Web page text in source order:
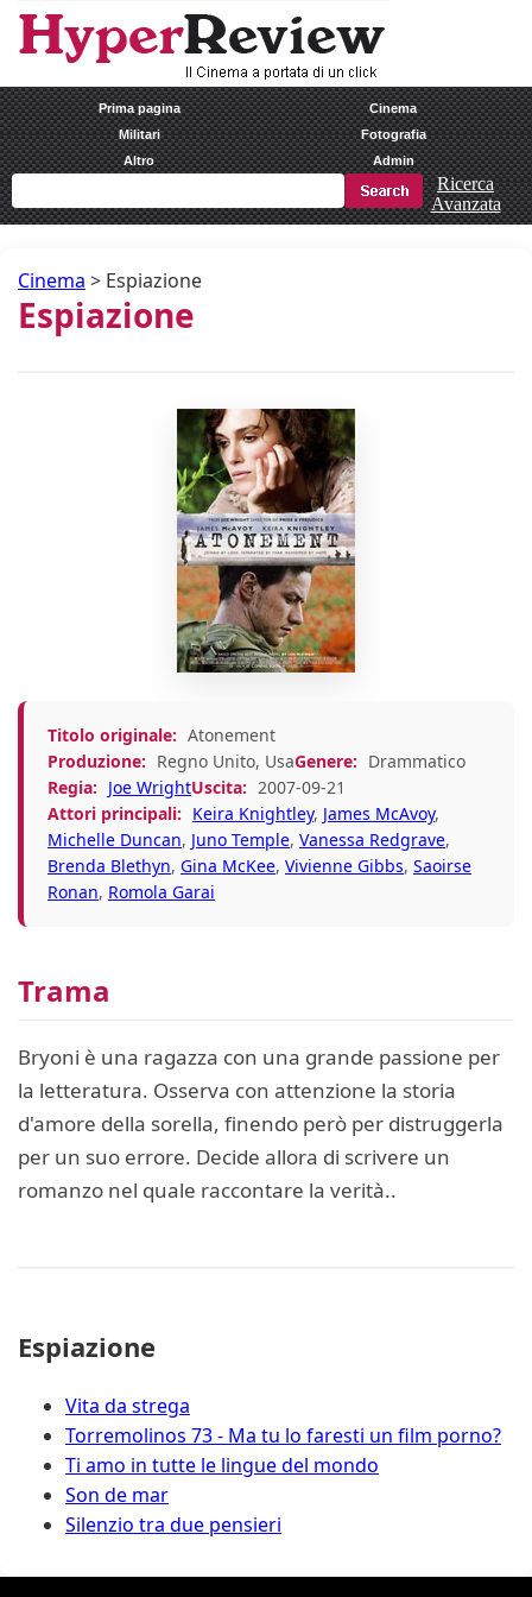
Prima pagina
Cinema
Militari
Fotografia
Altro
Admin
Ricerca
Avanzata
Cinema > Espiazione
Espiazione
Titolo originale: Atonement
Produzione: Regno Unito, UsaGenere: Drammatico
Regia: Joe WrightUscita: 2007-09-21
Attori principali: Keira Knightley, James McAvoy,
Michelle Duncan, Juno Temple, Vanessa Redgrave,
Brenda Blethyn, Gina McKee, Vivienne Gibbs, Saoirse
Ronan, Romola Garai
Trama
Bryoni è una ragazza con una grande passione per
la letteratura. Osserva con attenzione la storia
d'amore della sorella, finendo però per distruggerla
per un suo errore. Decide allora di scrivere un
romanzo nel quale raccontare la verità..
Espiazione
Vita da strega
Torremolinos 73 - Ma tu lo faresti un film porno?
Ti amo in tutte le lingue del mondo
Son de mar
Silenzio tra due pensieri